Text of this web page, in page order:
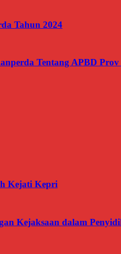
Tahun 2024
Tentang APBD
Kejati Kepri
Kejaksaan dalam